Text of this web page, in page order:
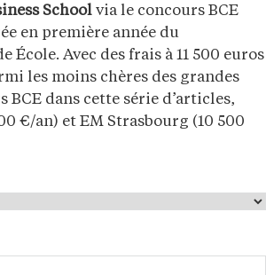
School via le concours BCE
en première année du
École. Avec des frais à 11 500 euros
les moins chères des grandes
BCE dans cette série d’articles,
€/an) et EM Strasbourg (10 500